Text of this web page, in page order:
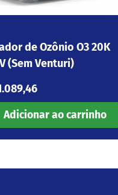
de Ozônio O3 20K
(Sem Venturi)
normal
Adicionar ao carrinho